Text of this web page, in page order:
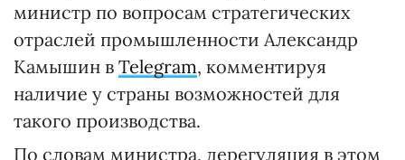
министр по вопросам стратегических
отраслей промышленности Александр
Камышин в Telegram, комментируя
наличие у страны возможностей для
такого производства.
По словам министра, дерегуляция в этом